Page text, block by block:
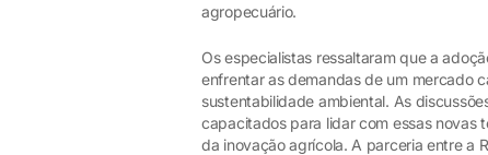
agropecuário.
Os especialistas ressaltaram que a
enfrentar as demandas de um mercado
sustentabilidade ambiental. As
capacitados para lidar com essas novas
da inovação agrícola. A parceria entre a